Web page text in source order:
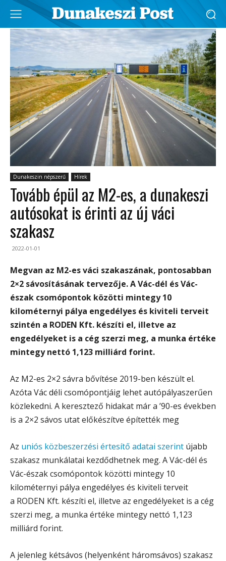
Dunakeszin népszerű Hírek
Tovább épül az M2-es, a dunakeszi
autósokat is érinti az új váci
szakasz
2022-01-01
Megvan az M2-es váci szakaszának, pontosabban
2×2 sávosításának tervezője.A Vác-dél és Vác-
észak csomópontok közötti mintegy 10
kilométernyi pálya engedélyes és kiviteli terveit
szintén a RODEN Kft. készíti el, illetve az
engedélyeket is a cég szerzi meg, a munka értéke
mintegy nettó 1,123 milliárd forint.
Az M2-es 2×2 sávra bővítése 2019-ben készült el.
Azóta Vác déli csomópontjáig lehet autópályaszerűen
közlekedni. A keresztező hidakat már a ’90-es években
is a 2×2 sávos utat előkészítve építették meg
Az uniós közbeszerzési értesítő adatai szerint újabb
szakasz munkálatai kezdődhetnek meg. A Vác-dél és
Vác-észak csomópontok közötti mintegy 10
kilométernyi pálya engedélyes és kiviteli terveit
a RODEN Kft. készíti el, illetve az engedélyeket is a cég
szerzi meg, a munka értéke mintegy nettó 1,123
milliárd forint.
A jelenleg kétsávos (helyenként háromsávos) szakasz